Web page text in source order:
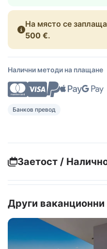
На място се
500 €.
Налични методи на плащане
Банков превод
Заетост /
Други